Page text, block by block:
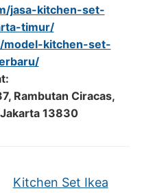
jasa-kitchen-set-
timur/
model-kitchen-set-
Rambutan Ciracas,
13830
Kitchen Set Ikea